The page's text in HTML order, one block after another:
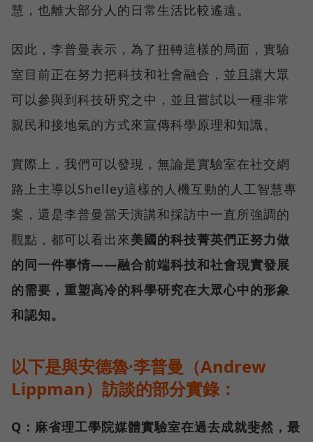
慧，也離大部分人的日常生活比較遙遠。
因此，李普曼表示，為了扭轉這樣的局面，實驗
室目前正在努力把科技和社會融合，並且讓大眾
可以參與到科技研究之中，並且嘗試以一種非常
親民和接地氣的方式來宣傳科學原理和知識。
實際上，我們可以發現，無論是實驗室在社交網
路上主導以Shelley這樣的人機互動的人工智慧專
案，還是李普曼當天演講和採訪中一直所強調的
觀點，都可以看出來美國的科技菁英們正努力做
的同一件事情——融合前端科技和社會現實發展
的需要，重塑高冷的科學研究在大眾心中的形象
和認知。
以下是與安德魯·李普曼（Andrew
Lippman）訪談的部分實錄：
Q：麻省理工學院媒體實驗室在過去成就斐然，最